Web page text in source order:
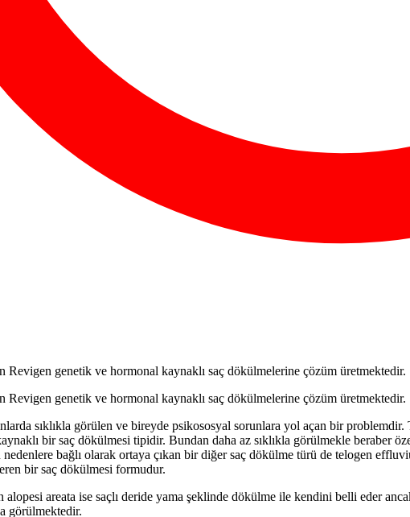
genetik ve hormonal kaynaklı saç dökülmelerine çözüm
Revigen genetik ve hormonal kaynaklı saç dökülmelerine çözüm üretmektedir.
sıklıkla görülen ve bireyde psikososyal sorunlara yol açan bir
bir saç dökülmesi tipidir. Bundan daha az sıklıkla görülmekle beraber
bağlı olarak ortaya çıkan bir diğer saç dökülme türü de telogen
bir saç dökülmesi formudur.
alopesi areata ise saçlı deride yama şeklinde dökülme ile kendini belli eder
görülmektedir.